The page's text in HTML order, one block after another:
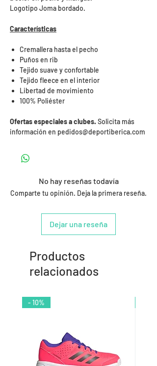
Logotipo Joma bordado.
Características
Cremallera hasta el pecho
Puños en rib
Tejido suave y confortable
Tejido fleece en el interior
Libertad de movimiento
100% Poliéster
Ofertas especiales a clubes. Solicita más
información en pedidos@deportiberica.com
No hay reseñas todavía
Comparte tu opinión. Deja la primera reseña.
Dejar una reseña
Productos
relacionados
- 10%